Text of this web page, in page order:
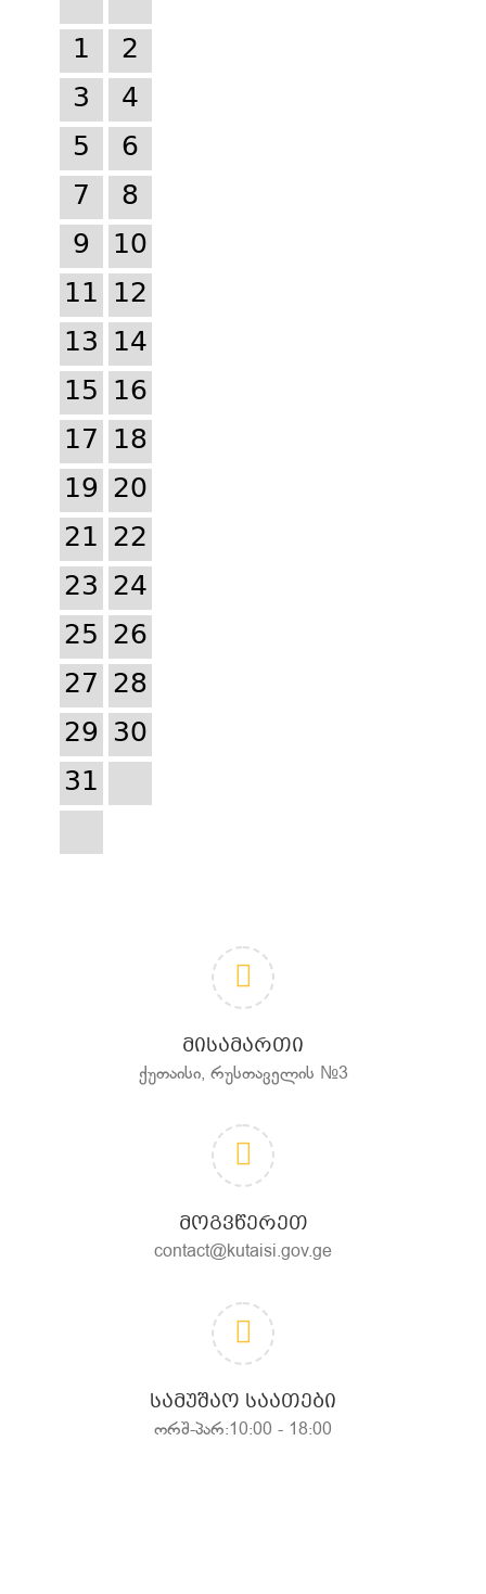
1
2
3
4
5
6
7
8
9
10
11 12
13 14
15 16
17 18
19 20
21 22
23 24
25 26
27 28
29 30
31
ᲛᲘᲡᲐᲛᲐᲠᲗᲘ
ქუთაისი, რუსთაველის №3
ᲛᲝᲒᲕᲬᲔᲠᲔᲗ
contact@kutaisi.gov.ge
ᲡᲐᲛᲣᲨᲐᲝ ᲡᲐᲐᲗᲔᲑᲘ
ორშ-პარ:10:00 - 18:00